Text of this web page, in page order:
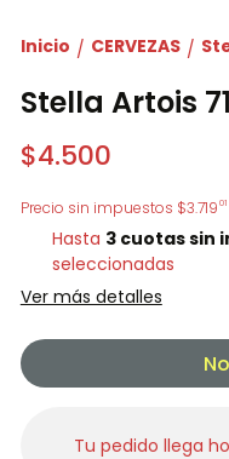
Inicio / CERVEZAS /
Stella Artois
$4.500
Precio sin impuestos $3.71901
Hasta 3 cuotas sin
seleccionadas
Ver más detalles
Tu pedido llega